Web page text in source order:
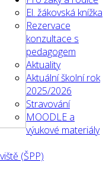
El. žákovská knížka
Rezervace
konzultace s
pedagogem
Aktuality
Aktuální školní rok
2025/2026
Stravování
MOODLE a
výukové materiály
(ŠPP)